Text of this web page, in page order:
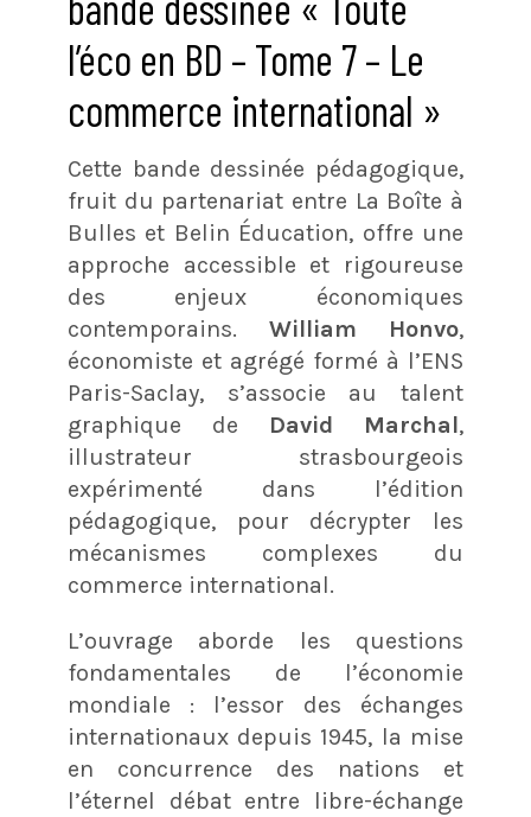
l’éco en BD – Tome 7 – Le
commerce international »
Cette bande dessinée pédagogique,
fruit du partenariat entre La Boîte à
Bulles et Belin Éducation, offre une
approche accessible et rigoureuse
des enjeux économiques
contemporains. William Honvo,
économiste et agrégé formé à l’ENS
Paris-Saclay, s’associe au talent
graphique de David Marchal,
illustrateur strasbourgeois
expérimenté dans l’édition
pédagogique, pour décrypter les
mécanismes complexes du
commerce international.
L’ouvrage aborde les questions
fondamentales de l’économie
mondiale : l’essor des échanges
internationaux depuis 1945, la mise
en concurrence des nations et
l’éternel débat entre libre-échange